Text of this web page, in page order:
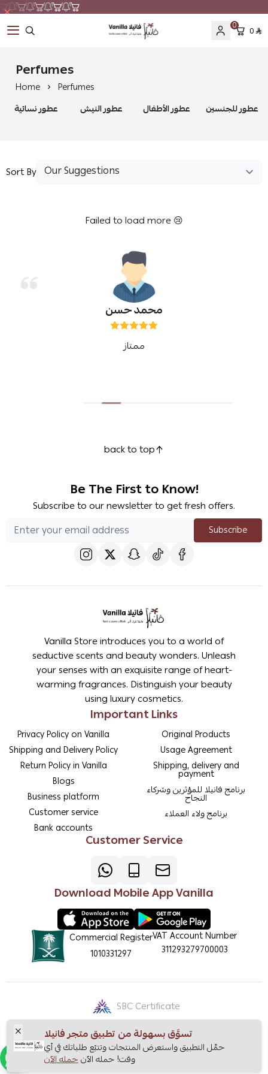
Vanilla
0 0
Perfumes
Home
Perfumes
عطور نسائية
عطور النيش عطور الأطفال عطور للجنسين
Sort By
Failed to load more 😢
محمد حسن
ممتاز
back to top
Be The First to Know!
Subscribe to our newsletter to get fresh offers.
Subscribe
Vanilla Store introduces you to a world of
seductive scents and beauty wonders. Unleash
your senses with an exquisite range of heart-
warming fragrances. Distinguish your beauty
using luxury cosmetics.
Important Links
Privacy Policy on Vanilla
Shipping and Delivery Policy
Return Policy in Vanilla
Blogs
Business platform
Customer service
Bank accounts
Original Products
Usage Agreement
Shipping, delivery and
payment
برنامج فانيلا للمؤثرين وشركاء
النجاح
برنامج ولاء العملاء
Customer Service
Download Mobile App Vanilla
Commercial Register
1010331297
VAT Account Number
311293279700003
SBC Certificate
Copyright | 2026
تسوَّق بسهولة من تطبيق متجر فانيلا
حمِّل التطبيق واستعرض المنتجات وتتبّع طلباتك في أي
وقت! حمله الآنحمله الآن